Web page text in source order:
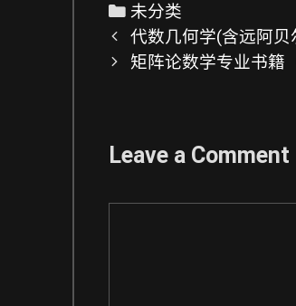
C
a
t
r
未分类
P
o
a
代数几何学(含远阿
矩阵论数学专业书籍
Leave a Comment